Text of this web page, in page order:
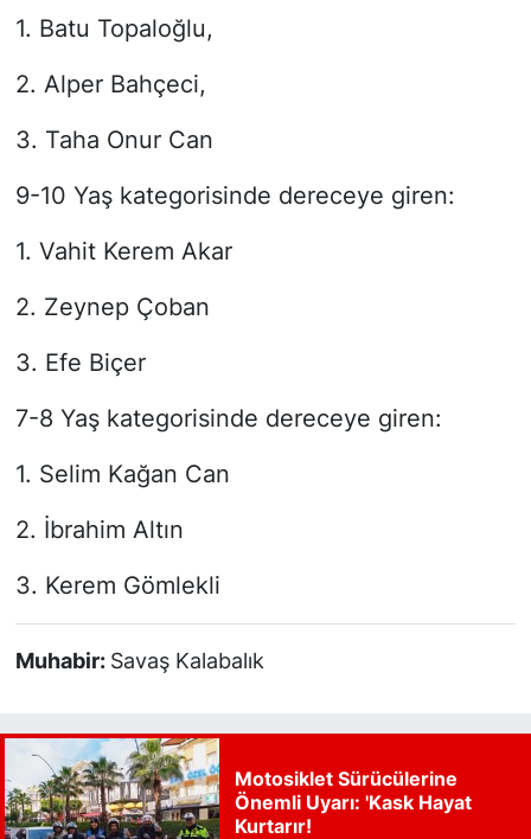
1. Batu Topaloğlu,
2. Alper Bahçeci,
3. Taha Onur Can
9-10 Yaş kategorisinde dereceye giren:
1. Vahit Kerem Akar
2. Zeynep Çoban
3. Efe Biçer
7-8 Yaş kategorisinde dereceye giren:
1. Selim Kağan Can
2. İbrahim Altın
3. Kerem Gömlekli
Muhabir: Savaş Kalabalık
Motosiklet Sürücülerine
Önemli Uyarı: 'Kask Hayat
Kurtarır!